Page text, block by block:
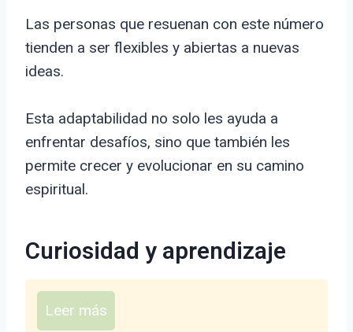
Las personas que resuenan con este número
tienden a ser flexibles y abiertas a nuevas
ideas.
Esta adaptabilidad no solo les ayuda a
enfrentar desafíos, sino que también les
permite crecer y evolucionar en su camino
espiritual.
Curiosidad y aprendizaje
Leer más